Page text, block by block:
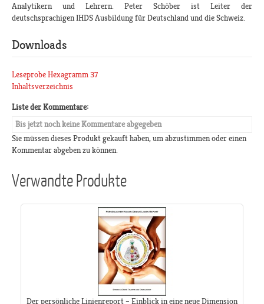
Analytikern und Lehrern. Peter Schöber ist Leiter der
deutschsprachigen IHDS Ausbildung für Deutschland und die Schweiz.
Downloads
Leseprobe Hexagramm 37
Inhaltsverzeichnis
Liste der Kommentare:
Bis jetzt noch keine Kommentare abgegeben
Sie müssen dieses Produkt gekauft haben, um abzustimmen oder einen
Kommentar abgeben zu können.
Verwandte Produkte
Der persönliche Linienreport – Einblick in eine neue Dimension